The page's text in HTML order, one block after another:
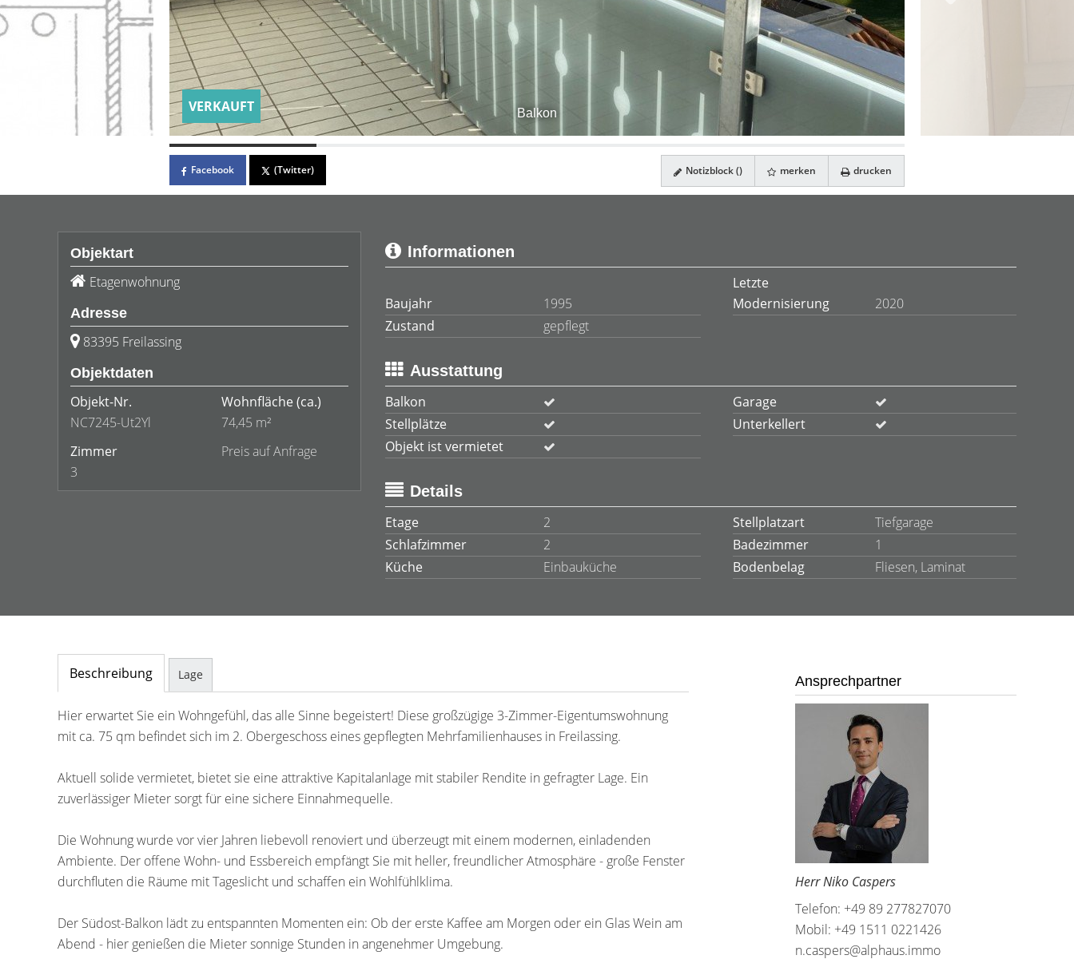
Balkon
VERKAUFT
Facebook (Twitter) Notizblock () merken drucken
Objektart
Etagenwohnung
Adresse
83395 Freilassing
Objektdaten
Objekt-Nr.
NC7245-Ut2Yl
Wohnfläche (ca.)
74,45 m²
Zimmer
3
Preis auf Anfrage
Informationen
Baujahr 1995
Letzte
Modernisierung
2020
Zustand
gepflegt
Ausstattung
Balkon
Garage
Stellplätze
Unterkellert
Objekt ist vermietet
Details
Etage
2 Stellplatzart
Tiefgarage
Schlafzimmer
2 Badezimmer
1
Küche
Einbauküche Bodenbelag Fliesen, Laminat
Beschreibung Lage
Hier erwartet Sie ein Wohngefühl, das alle Sinne begeistert! Diese großzügige 3-Zimmer-Eigentumswohnung
mit ca. 75 qm befindet sich im 2. Obergeschoss eines gepflegten Mehrfamilienhauses in Freilassing.
Aktuell solide vermietet, bietet sie eine attraktive Kapitalanlage mit stabiler Rendite in gefragter Lage. Ein
zuverlässiger Mieter sorgt für eine sichere Einnahmequelle.
Die Wohnung wurde vor vier Jahren liebevoll renoviert und überzeugt mit einem modernen, einladenden
Ambiente. Der offene Wohn- und Essbereich empfängt Sie mit heller, freundlicher Atmosphäre - große Fenster
durchfluten die Räume mit Tageslicht und schaffen ein Wohlfühlklima.
Der Südost-Balkon lädt zu entspannten Momenten ein: Ob der erste Kaffee am Morgen oder ein Glas Wein am
Abend - hier genießen die Mieter sonnige Stunden in angenehmer Umgebung.
Ansprechpartner
Herr Niko Caspers
Telefon: +49 89 277827070
Mobil: +49 1511 0221426
n.caspers@alphaus.immo